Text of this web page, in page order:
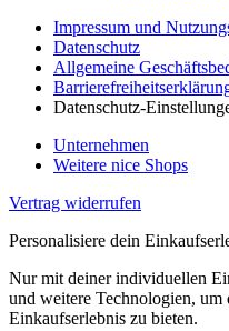
Impressum und
Datenschutz
Allgemeine
Datenschutz-
Unternehmen
Weitere nice Shops
Vertrag widerrufen
Personalisiere dein
Nur mit deiner individuellen
und weitere Technologien, um
Einkaufserlebnis zu bieten.